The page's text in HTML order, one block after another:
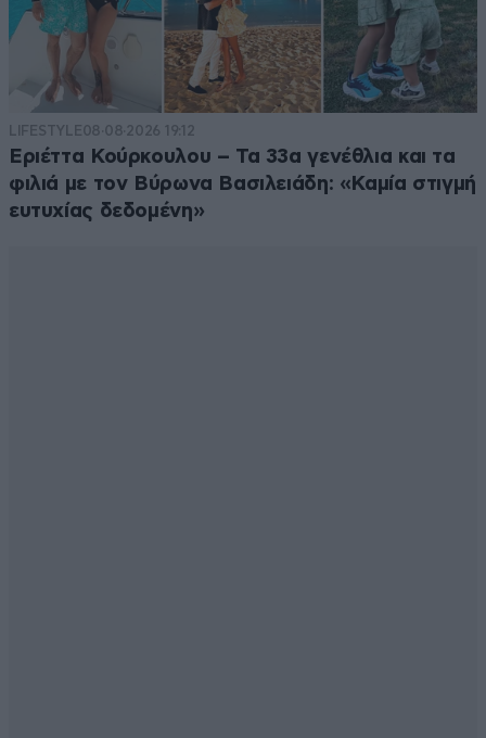
LIFESTYLE08·08·2026 19:12
Εριέττα Κούρκουλου – Τα 33α γενέθλια και τα
φιλιά με τον Βύρωνα Βασιλειάδη: «Καμία στιγμή
ευτυχίας δεδομένη»